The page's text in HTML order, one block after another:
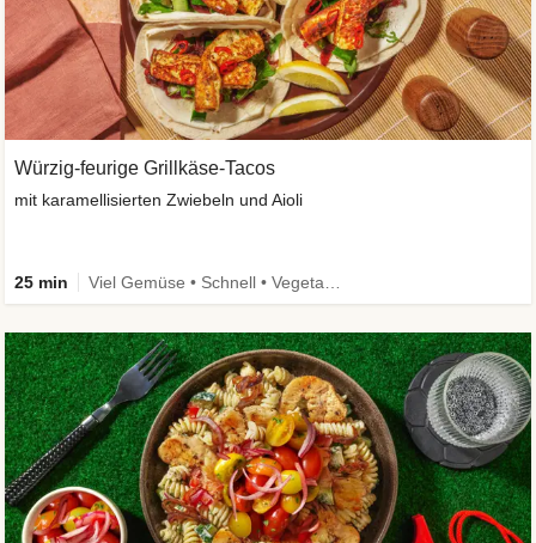
Würzig-feurige Grillkäse-Tacos
mit karamellisierten Zwiebeln und Aioli
25 min